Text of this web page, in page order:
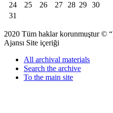
24
25 26 27 28 29 30
31
2020 Tüm haklar korunmuştur ©
Ajansı Site içeriği
All archival materials
Search the archive
To the main site